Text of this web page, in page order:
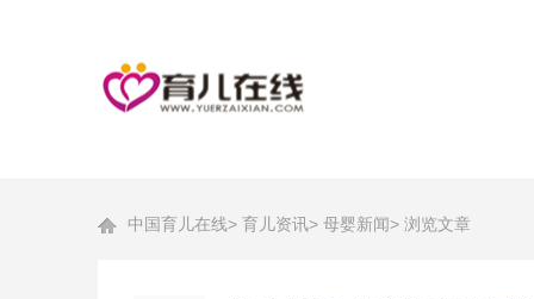
中国育儿在线> 育儿资讯> 母婴新闻> 浏览文章